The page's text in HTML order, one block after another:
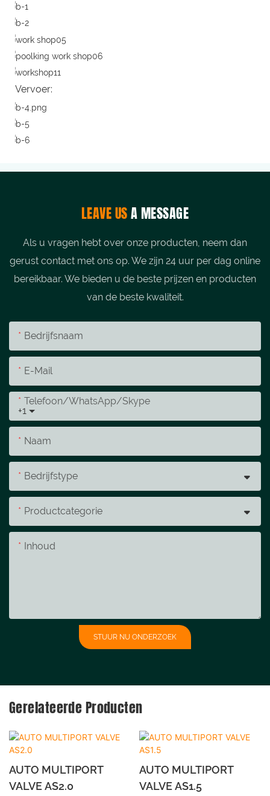
Vervoer:
LEAVE USA MESSAGE
Als u vragen hebt over onze producten, neem dan
gerust contact met ons op. We zijn 24 uur per dag online
bereikbaar. We bieden u de beste prijzen en producten
van de beste kwaliteit.
Bedrijfsnaam
E-Mail
+1
Telefoon/WhatsApp/Skype
Naam
Bedrijfstype
Productcategorie
Inhoud
STUUR NU ONDERZOEK
Gerelateerde Producten
AUTO MULTIPORT
VALVE AS2.0
AUTO MULTIPORT
VALVE AS1.5